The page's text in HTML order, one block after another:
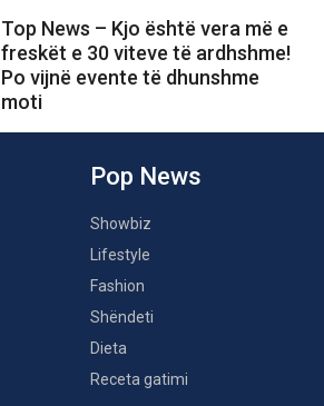
Top News – Kjo është vera më e
freskët e 30 viteve të ardhshme!
Po vijnë evente të dhunshme
moti
Pop News
Showbiz
Lifestyle
Fashion
Shëndeti
Dieta
Receta gatimi